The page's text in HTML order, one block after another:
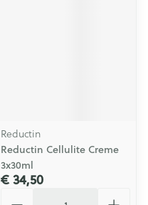
Reductin
Reductin Cellulite Creme
3x30ml
€ 34,50